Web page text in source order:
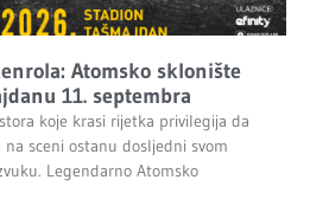
Atomsko sklonište
11. septembra
koje krasi rijetka privilegija da
sceni ostanu dosljedni svom
Legendarno Atomsko